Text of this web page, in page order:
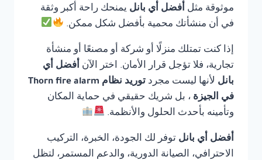
موثوقة مثل أفضل أي بانل يمنحك راحة أكبر وثقة
في أن منشأتك محمية بأفضل شكل ممكن.
إذا كنت تمتلك منزلًا أو شركة أو مصنعًا أو منشأة
تجارية، فلا تؤجل قرار الأمان. اختر الآن أفضل أي
بانل لأنها ليست مجرد
توريد نظام Thorn fire alarm
في الجيزة ، بل شريك حقيقي في حماية المكان
وتأمينه بأحدث الحلول والأنظمة.
أفضل أي بانل توفر لك الجودة، الخبرة، التركيب
الاحترافي، الصيانة الدورية، والدعم المستمر، لتظل